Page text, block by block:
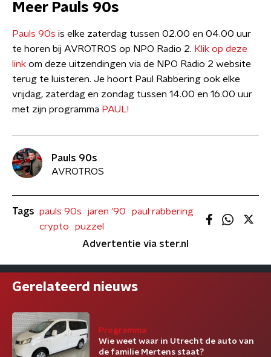
Meer Pauls 90s
Pauls 90s is elke zaterdag tussen 02.00 en 04.00 uur
te horen bij AVROTROS op NPO Radio 2. Klik op deze
link om deze uitzendingen via de NPO Radio 2 website
terug te luisteren. Je hoort Paul Rabbering ook elke
vrijdag, zaterdag en zondag tussen 14.00 en 16.00 uur
met zijn programma PAUL!
Pauls 90s
AVROTROS
Tags pauls 90s jaren '90
paul rabbering
crypto
puzzel
Advertentie via ster.nl
Gerelateerd nieuws
Programma
Wie weet waar in Utrecht de auto van
de familie Mertens staat?